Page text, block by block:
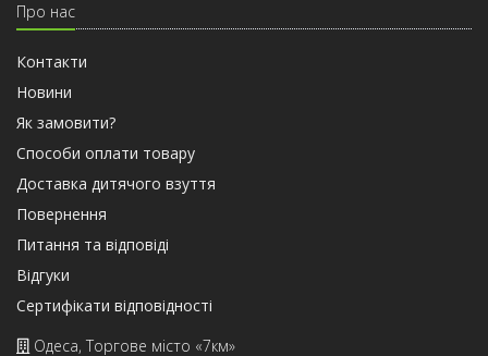
Про нас
Контакти
Новини
Як замовити?
Способи оплати товару
Доставка дитячого взуття
Повернення
Питання та відповіді
Відгуки
Сертифiкати вiдповiдностi
Одеса, Торгове місто «7км»